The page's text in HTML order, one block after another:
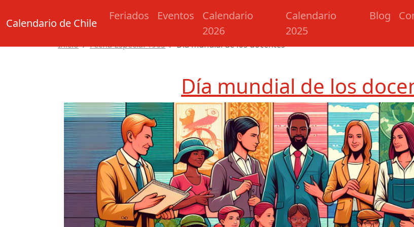
Calendario de Chile
Feriados Eventos
Calendario
2026
Calendario
2025
Blog
Inicio Fecha Especial 1903 Día mundial de los docentes
Día mundial de los